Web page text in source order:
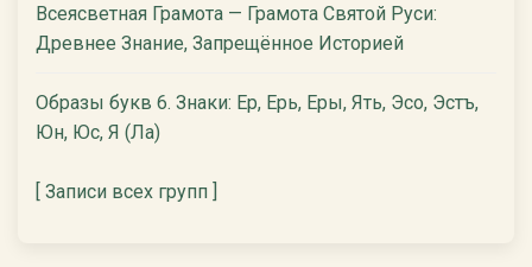
Всеясветная Грамота — Грамота Святой Руси:
Древнее Знание, Запрещённое Историей
Образы букв 6. Знаки: Ер, Ерь, Еры, Ять, Эсо, Эстъ,
Юн, Юс, Я (Ла)
[ Записи всех групп ]